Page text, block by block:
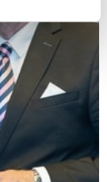
identifizieren
Daten
im
zu
anbieten
zu